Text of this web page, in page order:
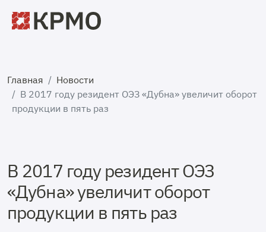
Главная
Новости
В 2017 году резидент ОЭЗ «Дубна» увеличит оборот
продукции в пять раз
В 2017 году резидент ОЭЗ
«Дубна» увеличит оборот
продукции в пять раз